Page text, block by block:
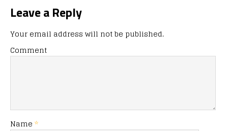
Leave a Reply
Your email address will not be published.
Comment
Name *